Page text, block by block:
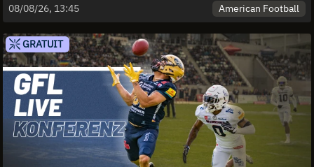
08/08/26, 13:45
American Football
GRATUIT